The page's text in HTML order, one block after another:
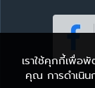
เราใช้คุกกี้เพื่อ
คุณ การดำเนิน